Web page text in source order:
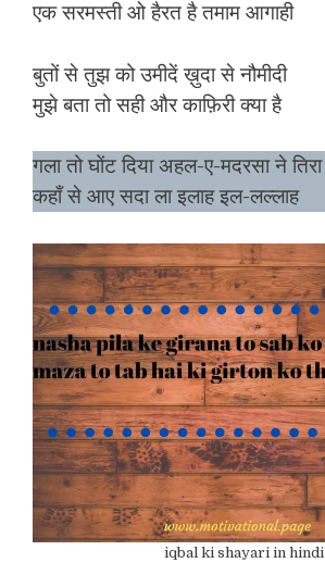
एक सरमस्ती ओ हैरत है तमाम आगाही
बुतों से तुझ को उमीदें ख़ुदा से नौमीदी
मुझे बता तो सही और काफ़िरी क्या है
गला तो घोंट दिया अहल-ए-मदरसा ने तिरा
कहाँ से आए सदा ला इलाह इल-लल्लाह
iqbal ki shayari in hindi